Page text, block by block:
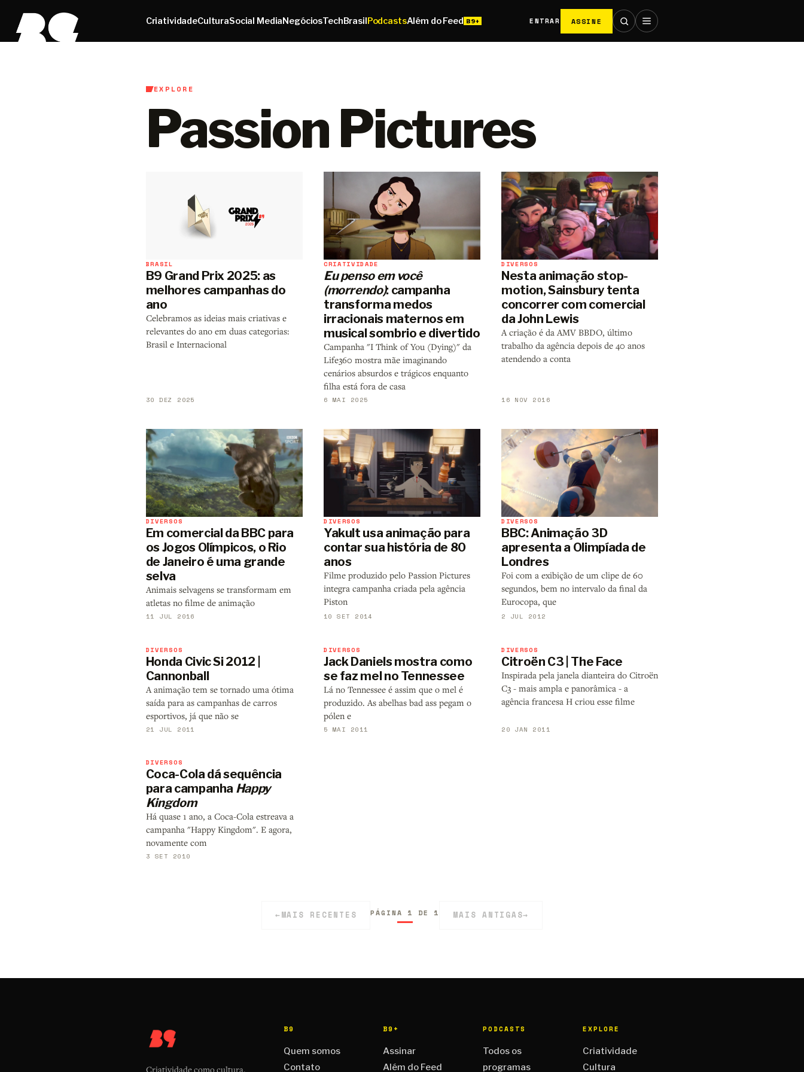
CriatividadeCulturaSocial MediaNegóciosTechBrasilPodcastsAlém do Feed ENTRAR ASSINE
EXPLORE
Passion Pictures
BRASIL
B9 Grand Prix 2025: as
melhores campanhas do
ano
Celebramos as ideias mais criativas e
relevantes do ano em duas categorias:
Brasil e Internacional
30 DEZ 2025
CRIATIVIDADE
Eu penso em você
(morrendo): campanha
transforma medos
irracionais maternos em
musical sombrio e divertido
Campanha "I Think of You (Dying)" da
Life360 mostra mãe imaginando
cenários absurdos e trágicos enquanto
filha está fora de casa
6 MAI 2025
DIVERSOS
Nesta animação stop-
motion, Sainsbury tenta
concorrer com comercial
da John Lewis
A criação é da AMV BBDO, último
trabalho da agência depois de 40 anos
atendendo a conta
16 NOV 2016
DIVERSOS
Em comercial da BBC para
os Jogos Olímpicos, o Rio
de Janeiro é uma grande
selva
Animais selvagens se transformam em
atletas no filme de animação
11 JUL 2016
DIVERSOS
Yakult usa animação para
contar sua história de 80
anos
Filme produzido pelo Passion Pictures
integra campanha criada pela agência
Piston
10 SET 2014
DIVERSOS
BBC: Animação 3D
apresenta a Olimpíada de
Londres
Foi com a exibição de um clipe de 60
segundos, bem no intervalo da final da
Eurocopa, que
2 JUL 2012
DIVERSOS
Honda Civic Si 2012 |
Cannonball
A animação tem se tornado uma ótima
saída para as campanhas de carros
esportivos, já que não se
21 JUL 2011
DIVERSOS
Jack Daniels mostra como
se faz mel no Tennessee
Lá no Tennessee é assim que o mel é
produzido. As abelhas bad ass pegam o
pólen e
5 MAI 2011
DIVERSOS
Citroën C3 | The Face
Inspirada pela janela dianteira do Citroën
C3 - mais ampla e panorâmica - a
agência francesa H criou esse filme
20 JAN 2011
DIVERSOS
Coca-Cola dá sequência
para campanha Happy
Kingdom
Há quase 1 ano, a Coca-Cola estreava a
campanha "Happy Kingdom". E agora,
novamente com
3 SET 2010
←MAIS RECENTES PÁGINA 1 DE 1 MAIS ANTIGAS→
Criatividade como cultura.
B9
Quem somos
Contato
B9+
Assinar
Além do Feed
PODCASTS
Todos os
programas
EXPLORE
Criatividade
Cultura